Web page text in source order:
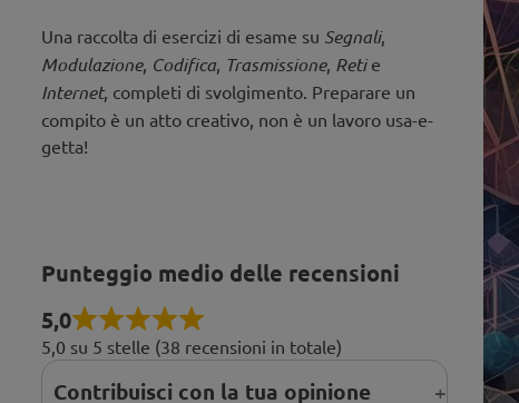
Una raccolta di esercizi di esame su Segnali,
Modulazione, Codifica Trasmissione, Retie
Internet, completi di svolgimento. Preparare un
compito è un atto creativo, non è un lavoro usa-e-
getta!
Punteggio medio delle recensioni
5,0
5,0 su 5 stelle (38 recensioni in totale)
Contribuisci con la tua opinione